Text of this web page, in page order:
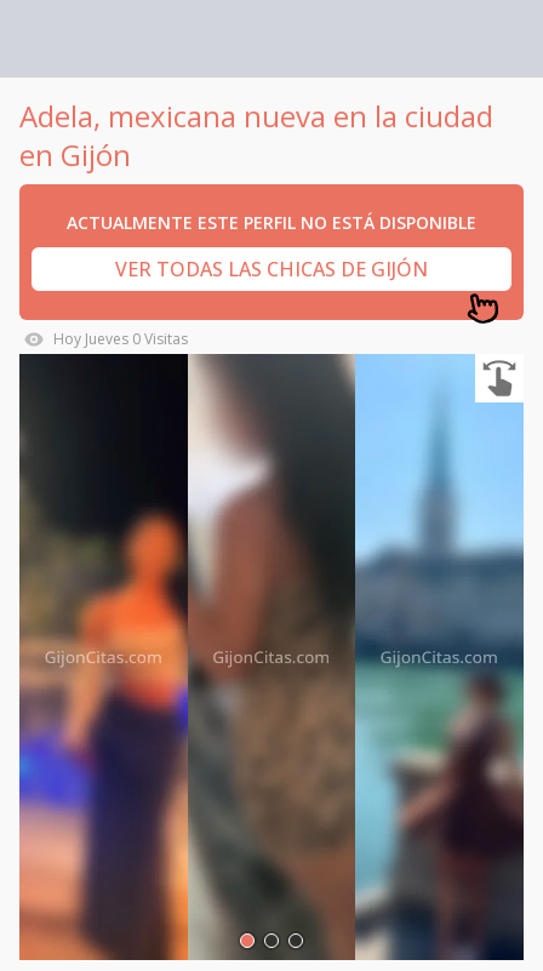
Adela, mexicana nueva en la ciudad
en Gijón
ACTUALMENTE ESTE PERFIL NO ESTÁ DISPONIBLE
VER TODAS LAS CHICAS DE GIJÓN
Hoy Jueves 0Visitas